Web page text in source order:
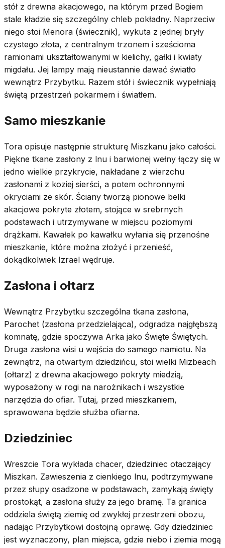
stół z drewna akacjowego, na którym przed Bogiem
stale kładzie się szczególny chleb pokładny. Naprzeciw
niego stoi Menora (świecznik), wykuta z jednej bryły
czystego złota, z centralnym trzonem i sześcioma
ramionami ukształtowanymi w kielichy, gałki i kwiaty
migdału. Jej lampy mają nieustannie dawać światło
wewnątrz Przybytku. Razem stół i świecznik wypełniają
świętą przestrzeń pokarmem i światłem.
Samo mieszkanie
Tora opisuje następnie strukturę Miszkanu jako całości.
Piękne tkane zasłony z lnu i barwionej wełny łączy się w
jedno wielkie przykrycie, nakładane z wierzchu
zasłonami z koziej sierści, a potem ochronnymi
okryciami ze skór. Ściany tworzą pionowe belki
akacjowe pokryte złotem, stojące w srebrnych
podstawach i utrzymywane w miejscu poziomymi
drążkami. Kawałek po kawałku wyłania się przenośne
mieszkanie, które można złożyć i przenieść,
dokądkolwiek Izrael wędruje.
Zasłona i ołtarz
Wewnątrz Przybytku szczególna tkana zasłona,
Parochet (zasłona przedzielająca), odgradza najgłębszą
komnatę, gdzie spoczywa Arka jako Święte Świętych.
Druga zasłona wisi u wejścia do samego namiotu. Na
zewnątrz, na otwartym dziedzińcu, stoi wielki Mizbeach
(ołtarz) z drewna akacjowego pokryty miedzią,
wyposażony w rogi na narożnikach i wszystkie
narzędzia do ofiar. Tutaj, przed mieszkaniem,
sprawowana będzie służba ofiarna.
Dziedziniec
Wreszcie Tora wykłada chacer, dziedziniec otaczający
Miszkan. Zawieszenia z cienkiego lnu, podtrzymywane
przez słupy osadzone w podstawach, zamykają święty
prostokąt, a zasłona służy za jego bramę. Ta granica
oddziela świętą ziemię od zwykłej przestrzeni obozu,
nadając Przybytkowi dostojną oprawę. Gdy dziedziniec
jest wyznaczony, plan miejsca, gdzie niebo i ziemia mogą